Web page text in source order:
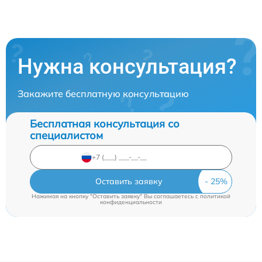
Нужна консультация?
Закажите бесплатную консультацию
Бесплатная консультация со
специалистом
Оставить заявку
Нажимая на кнопку "Оставить заявку" Вы соглашаетесь cполитикой
конфиденциальности